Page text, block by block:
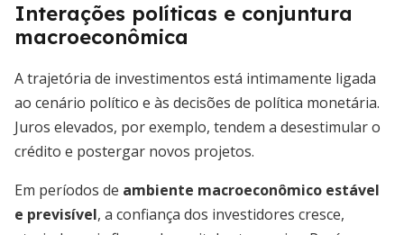
Interações políticas e conjuntura
macroeconômica
A trajetória de investimentos está intimamente ligada
ao cenário político e às decisões de política monetária.
Juros elevados, por exemplo, tendem a desestimular o
crédito e postergar novos projetos.
Em períodos de ambiente macroeconômico estável
e previsível, a confiança dos investidores cresce,